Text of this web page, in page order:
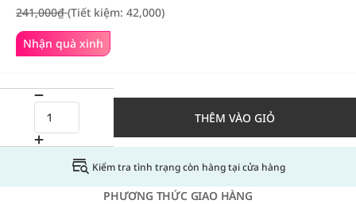
Nhận quà xinh
241,000₫(Tiết kiệm: 42,000)
THÊM VÀO GIỎ
Kiểm tra tình trạng còn hàng tại cửa hàng
PHƯƠNG THỨC GIAO HÀNG